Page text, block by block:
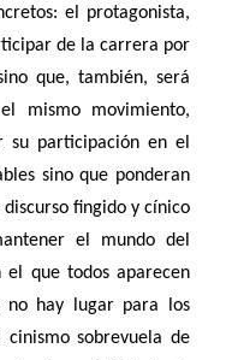
el protagonista,
de la carrera por
que, también, será
mismo movimiento,
su participación en el
sino que ponderan
fingido y cínico
el mundo del
que todos aparecen
no hay lugar para los
sobrevuela de
P. (2025) Ironías
gesticulador.
papier